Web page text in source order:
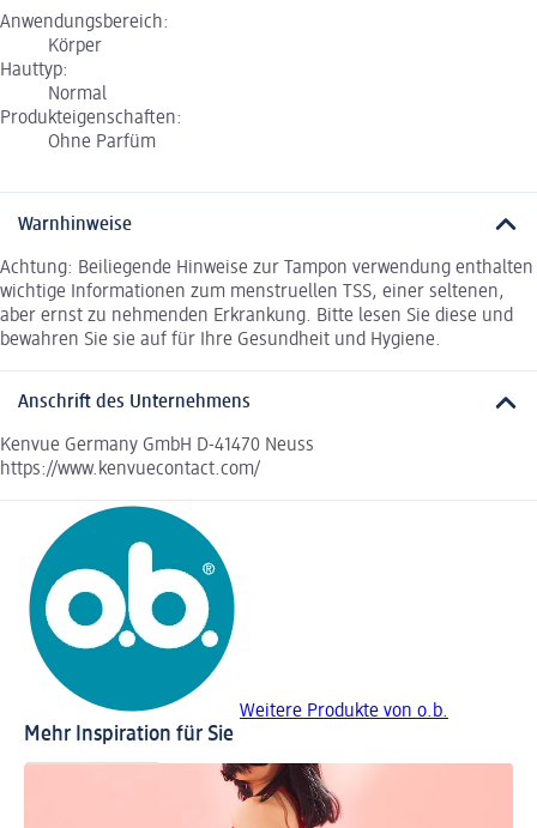
Anwendungsbereich:
Körper
Hauttyp:
Normal
Produkteigenschaften:
Ohne Parfüm
Warnhinweise
Achtung: Beiliegende Hinweise zur Tampon verwendung enthalten
wichtige Informationen zum menstruellen TSS, einer seltenen,
aber ernst zu nehmenden Erkrankung. Bitte lesen Sie diese und
bewahren Sie sie auf für Ihre Gesundheit und Hygiene.
Anschrift des Unternehmens
Kenvue Germany GmbH D-41470 Neuss
https://www.kenvuecontact.com/
Weitere Produkte von o.b.
Mehr Inspiration für Sie